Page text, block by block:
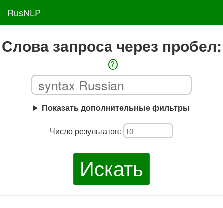
RusNLP
Слова запроса через пробел:
?
Показать дополнительные фильтры
Число результатов:
Искать